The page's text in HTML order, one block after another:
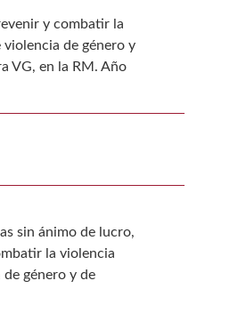
y combatir la
de género y
VG, en la RM. Año
sin ánimo de lucro,
la violencia
género y de